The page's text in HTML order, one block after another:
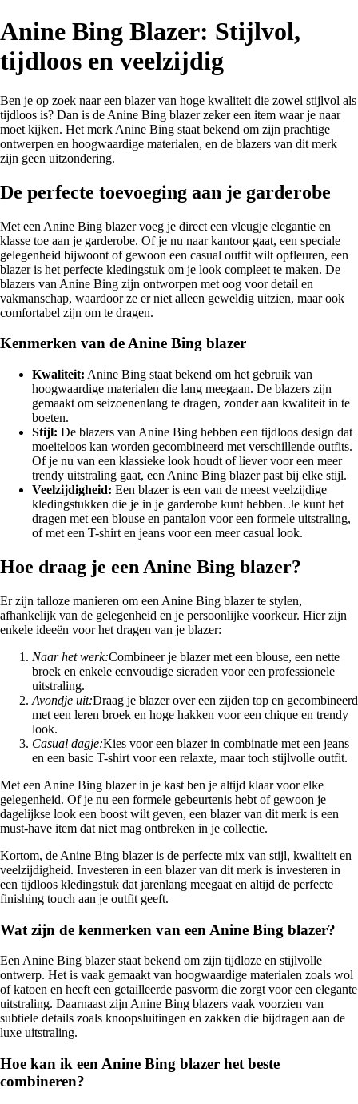
Anine Bing Blazer: Stijlvol,
tijdloos en veelzijdig
Ben je op zoek naar een blazer van hoge kwaliteit die zowel stijlvol als
tijdloos is? Dan is de Anine Bing blazer zeker een item waar je naar
moet kijken. Het merk Anine Bing staat bekend om zijn prachtige
ontwerpen en hoogwaardige materialen, en de blazers van dit merk
zijn geen uitzondering.
De perfecte toevoeging aan je garderobe
Met een Anine Bing blazer voeg je direct een vleugje elegantie en
klasse toe aan je garderobe. Of je nu naar kantoor gaat, een speciale
gelegenheid bijwoont of gewoon een casual outfit wilt opfleuren, een
blazer is het perfecte kledingstuk om je look compleet te maken. De
blazers van Anine Bing zijn ontworpen met oog voor detail en
vakmanschap, waardoor ze er niet alleen geweldig uitzien, maar ook
comfortabel zijn om te dragen.
Kenmerken van de Anine Bing blazer
Kwaliteit: Anine Bing staat bekend om het gebruik van
hoogwaardige materialen die lang meegaan. De blazers zijn
gemaakt om seizoenenlang te dragen, zonder aan kwaliteit in te
boeten.
Stijl: De blazers van Anine Bing hebben een tijdloos design dat
moeiteloos kan worden gecombineerd met verschillende outfits.
Of je nu van een klassieke look houdt of liever voor een meer
trendy uitstraling gaat, een Anine Bing blazer past bij elke stijl.
Veelzijdigheid: Een blazer is een van de meest veelzijdige
kledingstukken die je in je garderobe kunt hebben. Je kunt het
dragen met een blouse en pantalon voor een formele uitstraling,
of met een T-shirt en jeans voor een meer casual look.
Hoe draag je een Anine Bing blazer?
Er zijn talloze manieren om een Anine Bing blazer te stylen,
afhankelijk van de gelegenheid en je persoonlijke voorkeur. Hier zijn
enkele ideeën voor het dragen van je blazer:
Naar het werk:Combineer je blazer met een blouse, een nette
broek en enkele eenvoudige sieraden voor een professionele
uitstraling.
Avondje uit:Draag je blazer over een zijden top en gecombineerd
met een leren broek en hoge hakken voor een chique en trendy
look.
Casual dagje:Kies voor een blazer in combinatie met een jeans
en een basic T-shirt voor een relaxte, maar toch stijlvolle outfit.
Met een Anine Bing blazer in je kast ben je altijd klaar voor elke
gelegenheid. Of je nu een formele gebeurtenis hebt of gewoon je
dagelijkse look een boost wilt geven, een blazer van dit merk is een
must-have item dat niet mag ontbreken in je collectie.
Kortom, de Anine Bing blazer is de perfecte mix van stijl, kwaliteit en
veelzijdigheid. Investeren in een blazer van dit merk is investeren in
een tijdloos kledingstuk dat jarenlang meegaat en altijd de perfecte
finishing touch aan je outfit geeft.
Wat zijn de kenmerken van een Anine Bing blazer?
Een Anine Bing blazer staat bekend om zijn tijdloze en stijlvolle
ontwerp. Het is vaak gemaakt van hoogwaardige materialen zoals wol
of katoen en heeft een getailleerde pasvorm die zorgt voor een elegante
uitstraling. Daarnaast zijn Anine Bing blazers vaak voorzien van
subtiele details zoals knoopsluitingen en zakken die bijdragen aan de
luxe uitstraling.
Hoe kan ik een Anine Bing blazer het beste
combineren?